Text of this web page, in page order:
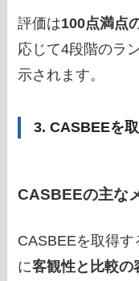
評価は100点満点
応じて4段階のラ
示されます。
3. CASBEEを
CASBEEの主な
CASBEEを取得
に客観性と比較の